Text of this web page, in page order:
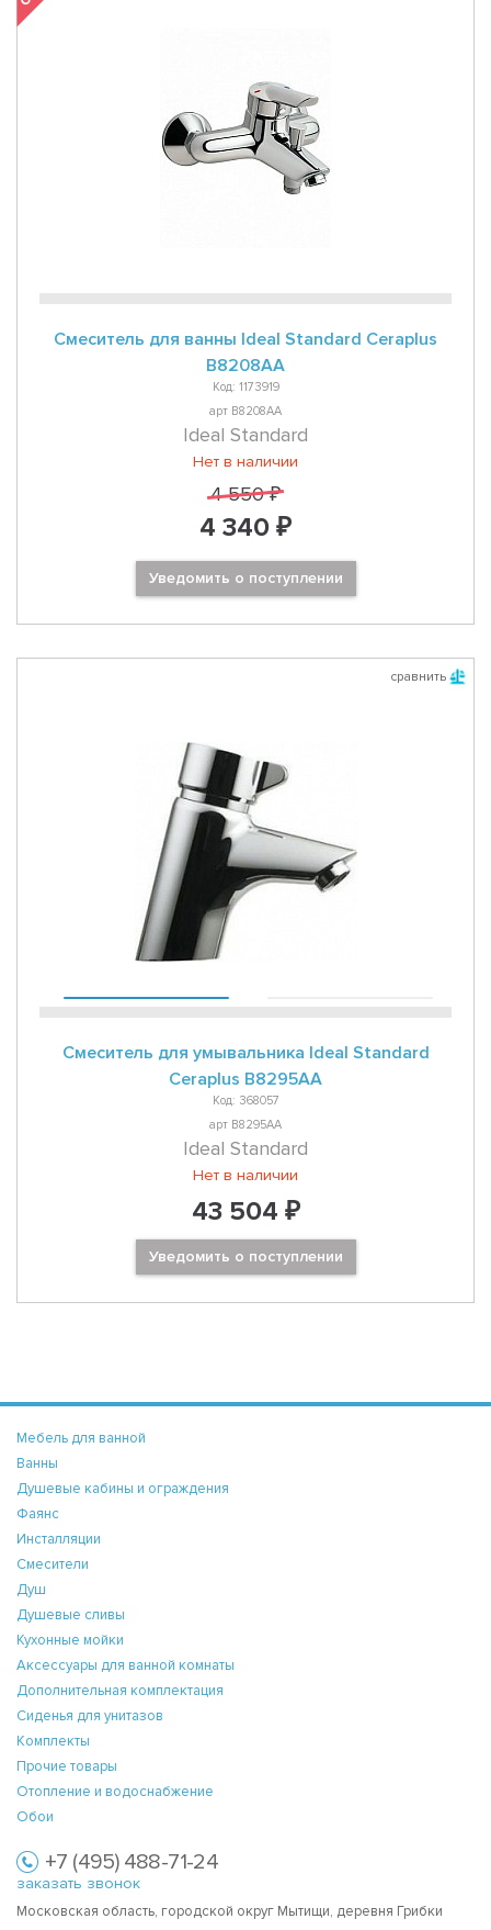
Смеситель для ванны Ideal Standard Ceraplus
B8208AA
Код: 1173919
арт B8208AA
Ideal Standard
Нет в наличии
4 550 ₽
4 340 ₽
Уведомить о поступлении
сравнить
Смеситель для умывальника Ideal Standard
Ceraplus B8295AA
Код: 368057
арт B8295AA
Ideal Standard
Нет в наличии
43 504 ₽
Уведомить о поступлении
Мебель для ванной
Ванны
Душевые кабины и ограждения
Фаянс
Инсталляции
Смесители
Душ
Душевые сливы
Кухонные мойки
Аксессуары для ванной комнаты
Дополнительная комплектация
Сиденья для унитазов
Комплекты
Прочие товары
Отопление и водоснабжение
Обои
+7 (495) 488-71-24
заказать звонок
Московская область, городской округ Мытищи, деревня Грибки